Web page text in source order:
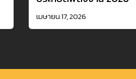
เมษายน 17, 2026